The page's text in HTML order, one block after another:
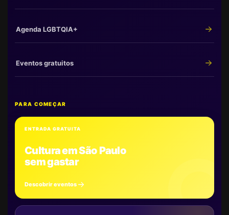
Agenda LGBTQIA+
Eventos gratuitos
PARA COMEÇAR
ENTRADA GRATUITA
Cultura em São Paulo
sem gastar
Descobrir eventos